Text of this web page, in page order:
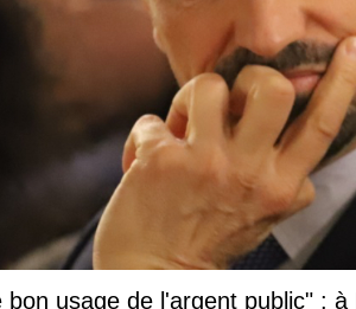
bon usage de l'argent public" :